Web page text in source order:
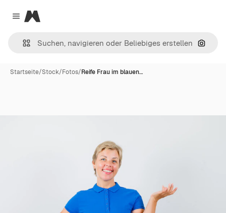
Close menu
Magnific
Nach
Startseite/Stock/Fotos/Reife Frau im blauen…